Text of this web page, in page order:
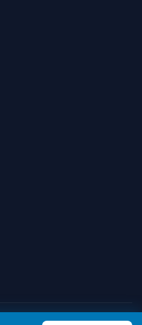
de création de site internet en